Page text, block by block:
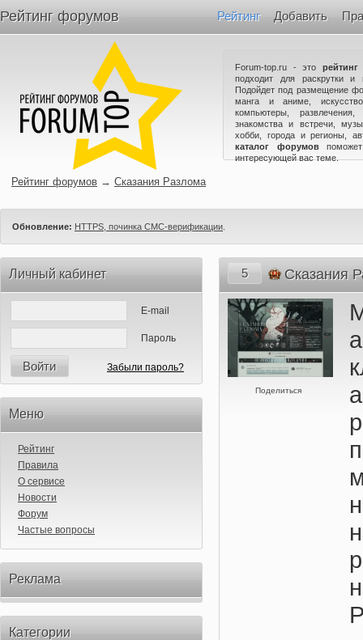
Рейтинг форумов Рейтинг Добавить
Forum-top.ru - это
подходит для раскрутки и
Подойдет под размещение
манга и аниме,
компьютеры,
знакомства и встречи,
хобби, города и регионы,
каталог форумов
интересующей вас теме.
Рейтинг форумов → Сказания Разлома
Обновление: HTTPS, починка СМС-верификации
Личный кабинет
E-mail
Пароль
Войти Забыли пароль?
Меню
Рейтинг
Правила
О сервисе
Новости
Форум
Частые вопросы
Реклама
Категории
5 Сказания
Поделиться